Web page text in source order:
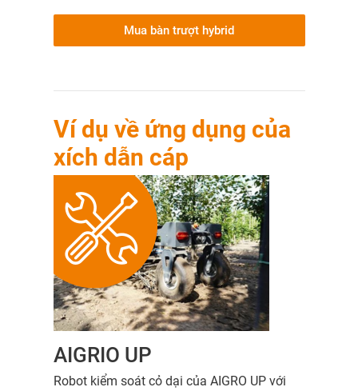
Mua bàn trượt hybrid
Ví dụ về ứng dụng của
xích dẫn cáp
AIGRIO UP
Robot kiểm soát cỏ dại của AIGRO UP với